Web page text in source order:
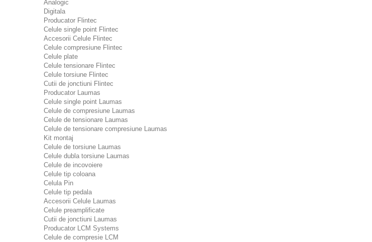
Analogic
Digitala
Producator Flintec
Celule single point Flintec
Accesorii Celule Flintec
Celule compresiune Flintec
Celule plate
Celule tensionare Flintec
Celule torsiune Flintec
Cutii de jonctiuni Flintec
Producator Laumas
Celule single point Laumas
Celule de compresiune Laumas
Celule de tensionare Laumas
Celule de tensionare compresiune Laumas
Kit montaj
Celule de torsiune Laumas
Celule dubla torsiune Laumas
Celule de incovoiere
Celule tip coloana
Celula Pin
Celule tip pedala
Accesorii Celule Laumas
Celule preamplificate
Cutii de jonctiuni Laumas
Producator LCM Systems
Celule de compresie LCM